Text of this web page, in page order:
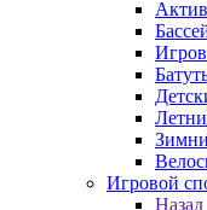
Игровой
Назад